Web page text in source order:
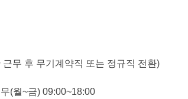
근무 후 무기계약직 또는 정규직 전환)
(월~금) 09:00~18:00